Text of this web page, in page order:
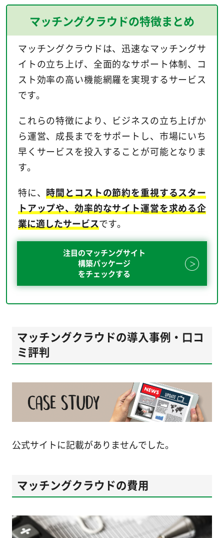
マッチングクラウドの特徴まとめ
マッチングクラウドは、迅速なマッチングサ
イトの立ち上げ、全面的なサポート体制、コ
スト効率の高い機能網羅を実現するサービス
です。
これらの特徴により、ビジネスの立ち上げか
ら運営、成長までをサポートし、市場にいち
早くサービスを投入することが可能となりま
す。
特に、 時間とコストの節約を重視するスター
トアップや、効率的なサイト運営を求める企
業に適したサービスです。
注目のマッチングサイト
構築パッケージ
をチェックする
マッチングクラウドの導入事例・口コ
ミ評判
公式サイトに記載がありませんでした。
マッチングクラウドの費用